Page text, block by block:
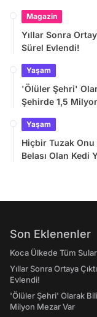
Magazin
Yıllar Sonra
Sürel Evlendi!
Yaşam
'Ölüler Şehri'
Şehirde 1,5
Yaşam
Hiçbir Tuzak Onu
Belası Olan Kedi
Son Eklenenler
Koca Ülkede Tüm
Yıllar Sonra Ortaya
Evlendi!
'Ölüler Şehri' Olarak
Milyon Mezar Var